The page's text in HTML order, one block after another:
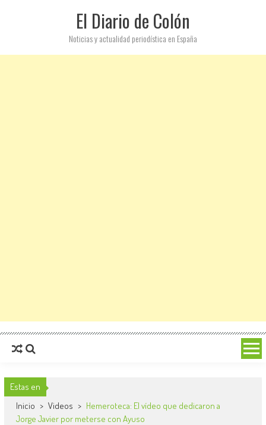
El Diario de Colón
Noticias y actualidad periodística en España
Estas en
Inicio > Videos > Hemeroteca: El vídeo que dedicaron a
Jorge Javier por meterse con Ayuso